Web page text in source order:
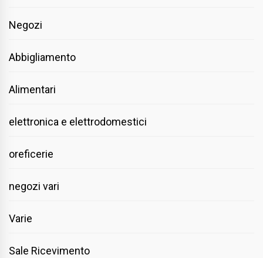
Negozi
Abbigliamento
Alimentari
elettronica e elettrodomestici
oreficerie
negozi vari
Varie
Sale Ricevimento